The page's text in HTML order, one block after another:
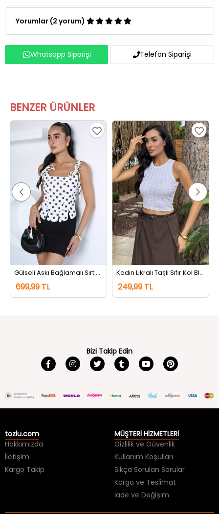
Yorumlar (2 yorum)
699,99 TL
Kadın Likralı Taşlı Sıfır Kol Bluz Beyaz
249,99 TL
Hakkımızda
İletişim
Kargo Takip
Gizlilik ve Güvenlik
Kullanım Koşulları
Sıkça Sorulan Sorular
Kargo ve Teslimat
İade ve Değişim